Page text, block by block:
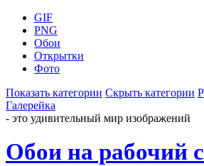
GIF
PNG
Обои
Открытки
Фото
Показать категории Скрыть категории
Галерейка
- это удивительный мир изображений
Обои на рабочий